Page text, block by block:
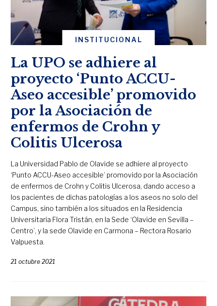
INSTITUCIONAL
La UPO se adhiere al
proyecto ‘Punto ACCU-
Aseo accesible’ promovido
por la Asociación de
enfermos de Crohn y
Colitis Ulcerosa
La Universidad Pablo de Olavide se adhiere al proyecto
‘Punto ACCU-Aseo accesible’ promovido por la Asociación
de enfermos de Crohn y Colitis Ulcerosa, dando acceso a
los pacientes de dichas patologías a los aseos no solo del
Campus, sino también a los situados en la Residencia
Universitaria Flora Tristán, en la Sede ‘Olavide en Sevilla –
Centro’, y la sede Olavide en Carmona – Rectora Rosario
Valpuesta.
21 octubre 2021